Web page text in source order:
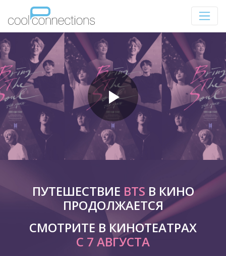
ПУТЕШЕСТВИЕ BTS В КИНО
ПРОДОЛЖАЕТСЯ
СМОТРИТЕ В КИНОТЕАТРАХ
С 7 АВГУСТА